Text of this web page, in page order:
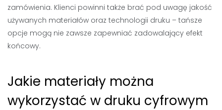
zamówienia. Klienci powinni także brać pod uwagę jakość
używanych materiałów oraz technologii druku – tańsze
opcje mogą nie zawsze zapewniać zadowalający efekt
końcowy.
Jakie materiały można
wykorzystać w druku cyfrowym